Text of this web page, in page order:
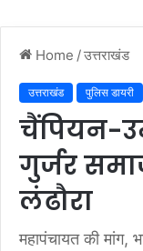
Home /उत्तराखंड
उत्तराखंड पुलिस डायरी
चैंपियन-
गुर्जर
लंढौरा
महापंचायत की मांग,